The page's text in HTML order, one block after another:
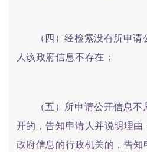
（四）经检索没有所申
人该政府信息不存在；
（五）所申请公开信息
开的，告知申请人并说明理
政府信息的行政机关的，告知